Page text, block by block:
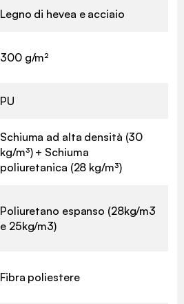
Legno di hevea e acciaio
300 g/m²
PU
Schiuma ad alta densità (30
kg/m³) + Schiuma
poliuretanica (28 kg/m³)
Poliuretano espanso (28kg/m3
e 25kg/m3)
Fibra poliestere